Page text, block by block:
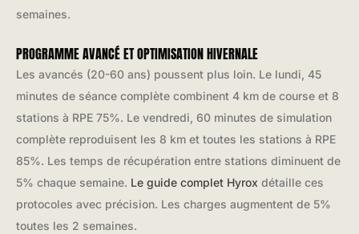
semaines.
PROGRAMME AVANCÉ ET OPTIMISATION HIVERNALE
Les avancés (20-60 ans) poussent plus loin. Le lundi, 45
minutes de séance complète combinent 4 km de course et 8
stations à RPE 75%. Le vendredi, 60 minutes de simulation
complète reproduisent les 8 km et toutes les stations à RPE
85%. Les temps de récupération entre stations diminuent de
5% chaque semaine. Le guide complet Hyrox détaille ces
protocoles avec précision. Les charges augmentent de 5%
toutes les 2 semaines.